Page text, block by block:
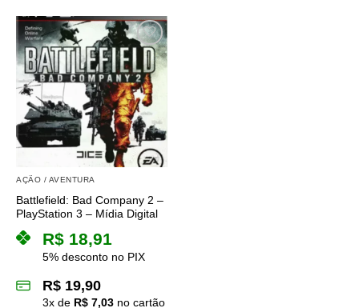
AÇÃO / AVENTURA
Battlefield: Bad Company 2 –
PlayStation 3 – Mídia Digital
R$ 18,91
5% desconto no PIX
R$ 19,90
3x de R$ 7,03 no cartão